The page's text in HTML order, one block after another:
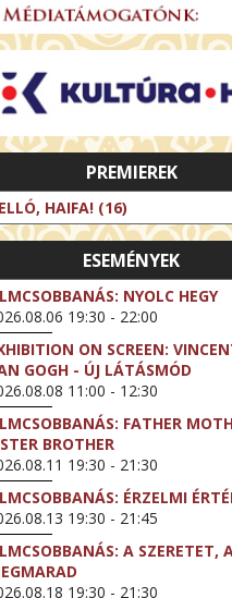
PREMIEREK
HAIFA! (16)
ESEMÉNYEK
NYOLC HEGY
19:30 - 22:00
ON SCREEN:
GOGH - ÚJ LÁTÁSMÓD
11:00 - 12:30
FATHER
BROTHER
19:30 - 21:30
ÉRZELMI
19:30 - 21:45
A SZERETET,
19:30 - 21:30